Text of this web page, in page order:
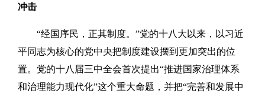
冲击
“经国序民，正其制度。”党的十八大以来，以习近
平同志为核心的党中央把制度建设摆到更加突出的位
置。党的十八届三中全会首次提出“推进国家治理体系
和治理能力现代化”这个重大命题，并把“完善和发展中